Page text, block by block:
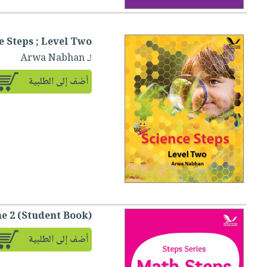
Steps ; Level Two
لـ Arwa Nabhan
أضف إلى الطلبية
2 (Student Book)
أضف إلى الطلبية